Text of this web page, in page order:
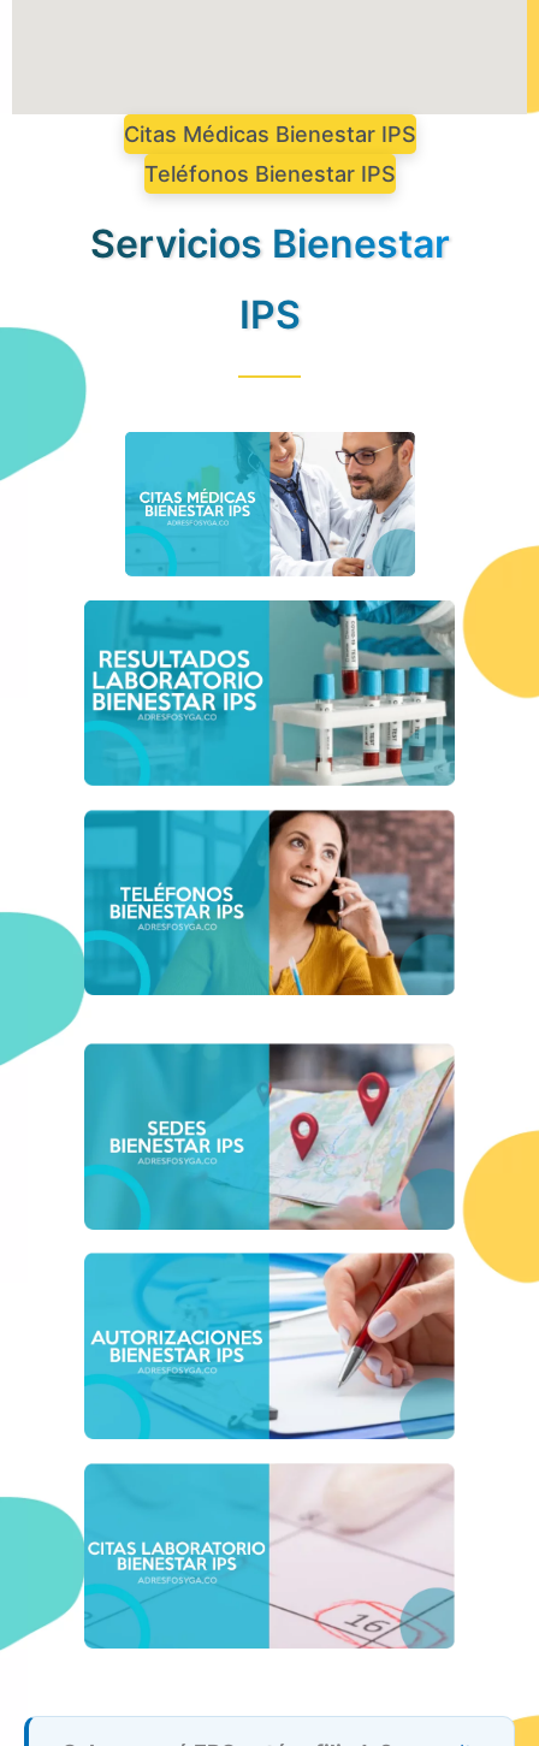
Citas Médicas Bienestar IPS
Teléfonos Bienestar IPS
Servicios Bienestar
IPS